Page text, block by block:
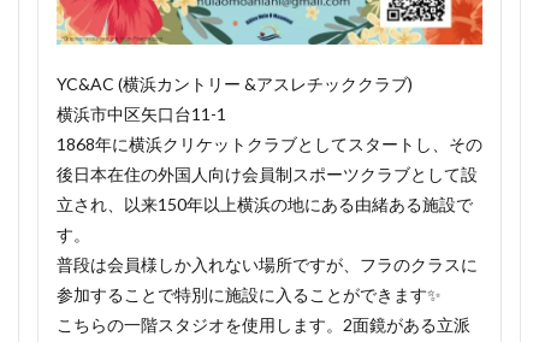
YC&AC (横浜カントリー &アスレチッククラブ)
横浜市中区矢口台11-1
1868年に横浜クリケットクラブとしてスタートし、その
後日本在住の外国人向け会員制スポーツクラブとして設
立され、以来150年以上横浜の地にある由緒ある施設で
す。
普段は会員様しか入れない場所ですが、フラのクラスに
参加することで特別に施設に入ることができます✨
こちらの一階スタジオを使用します。2面鏡がある立派